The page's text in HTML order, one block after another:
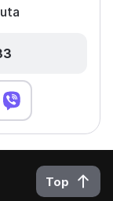
Top